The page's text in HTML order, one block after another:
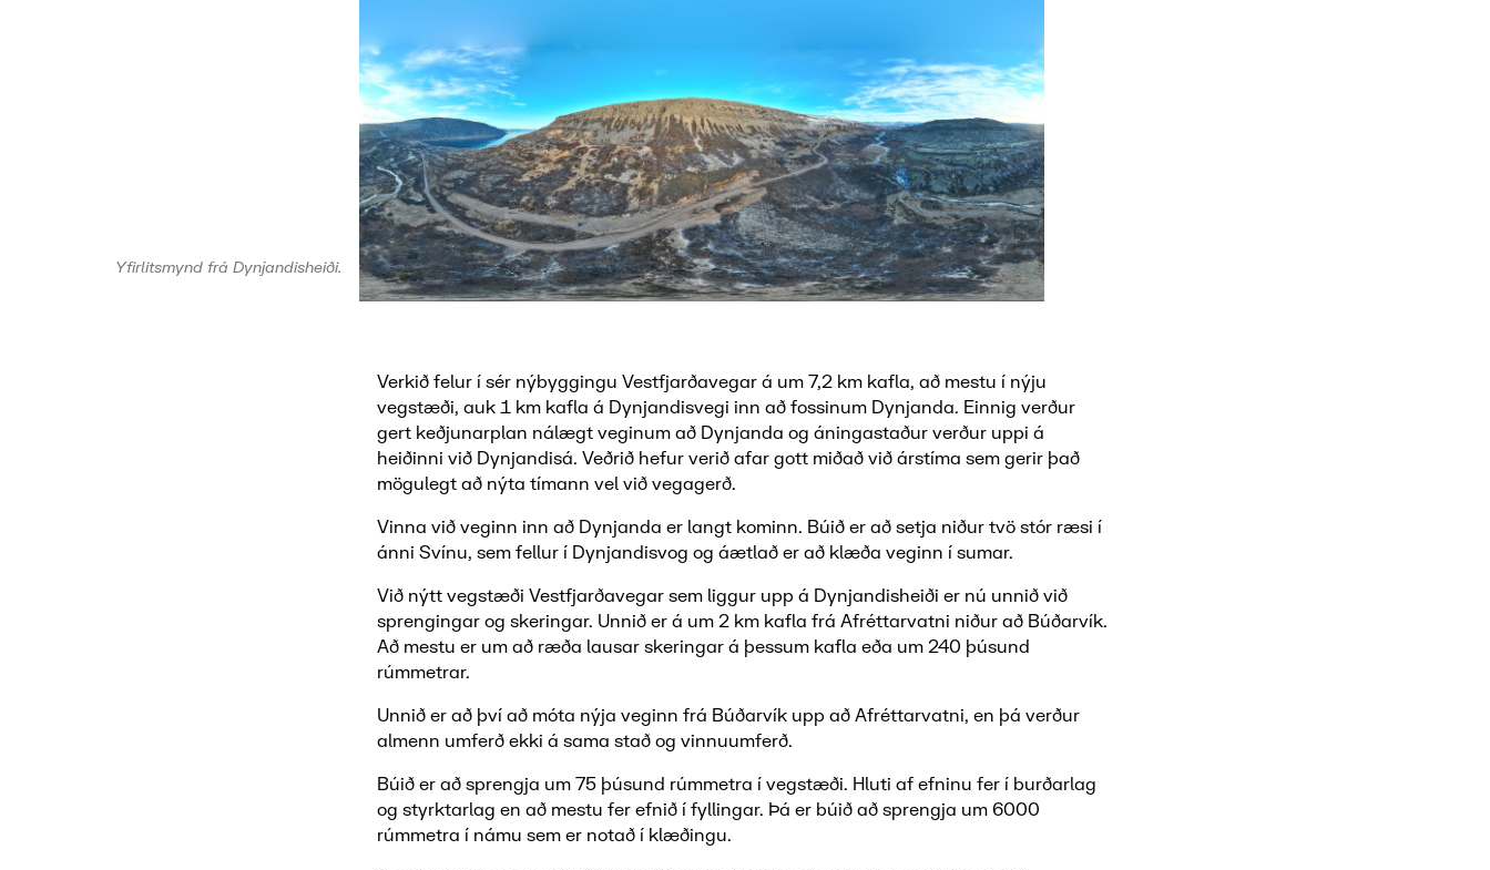
Yfirlitsmynd frá Dynjandisheiði.
Verkið felur í sér nýbyggingu Vestfjarðavegar á um 7,2 km kafla, að mestu í nýju
vegstæði, auk 1 km kafla á Dynjandisvegi inn að fossinum Dynjanda. Einnig verður
gert keðjunarplan nálægt veginum að Dynjanda og áningastaður verður uppi á
heiðinni við Dynjandisá. Veðrið hefur verið afar gott miðað við árstíma sem gerir það
mögulegt að nýta tímann vel við vegagerð.
Vinna við veginn inn að Dynjanda er langt kominn. Búið er að setja niður tvö stór ræsi í
ánni Svínu, sem fellur í Dynjandisvog og áætlað er að klæða veginn í sumar.
Við nýtt vegstæði Vestfjarðavegar sem liggur upp á Dynjandisheiði er nú unnið við
sprengingar og skeringar. Unnið er á um 2 km kafla frá Afréttarvatni niður að Búðarvík.
Að mestu er um að ræða lausar skeringar á þessum kafla eða um 240 þúsund
rúmmetrar.
Unnið er að því að móta nýja veginn frá Búðarvík upp að Afréttarvatni, en þá verður
almenn umferð ekki á sama stað og vinnuumferð.
Búið er að sprengja um 75 þúsund rúmmetra í vegstæði. Hluti af efninu fer í burðarlag
og styrktarlag en að mestu fer efnið í fyllingar. Þá er búið að sprengja um 6000
rúmmetra í námu sem er notað í klæðingu.